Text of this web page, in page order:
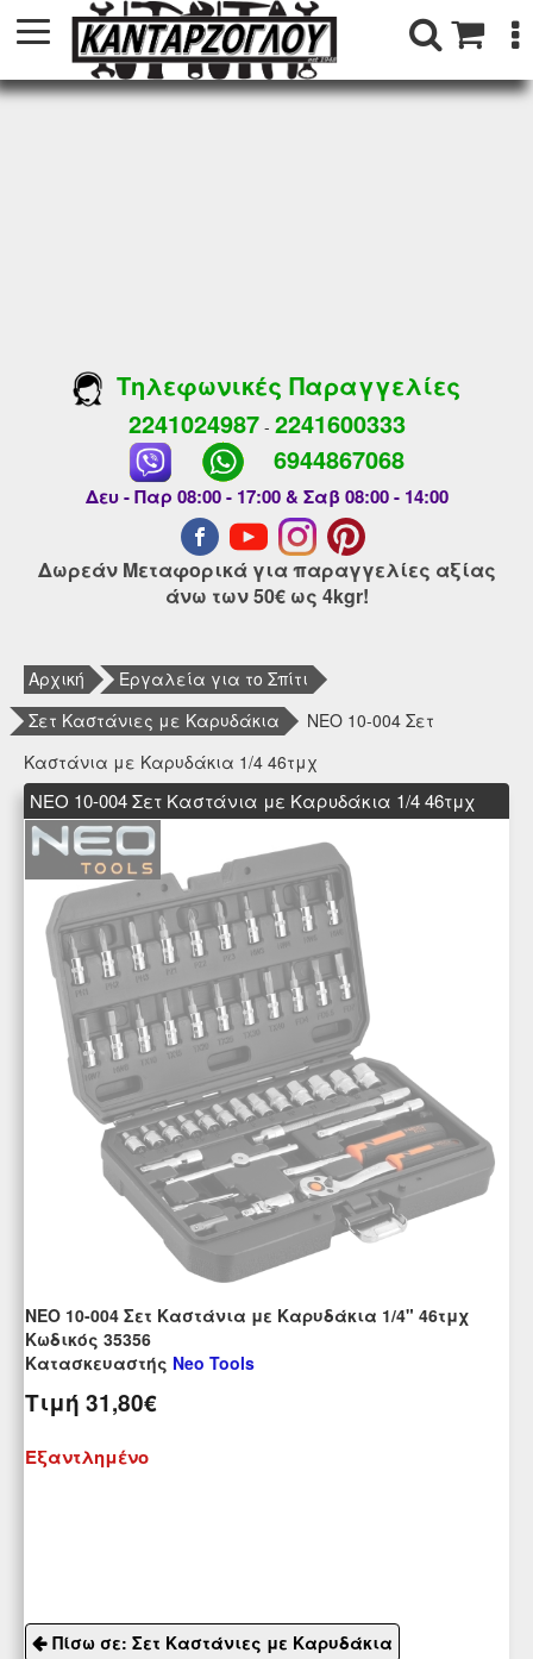
Τηλεφωνικές Παραγγελίες
2241024987- 2241600333
6944867068
Δευ - Παρ 08:00 - 17:00 & Σαβ 08:00 - 14:00
Δωρεάν Μεταφορικά για παραγγελίες αξίας
άνω των 50€ ως 4kgr!
Αρχική
Εργαλεία για το Σπίτι
Σετ Καστάνιες με Καρυδάκια
NEO 10-004 Σετ
Καστάνια με Καρυδάκια 1/4 46τμχ
NEO 10-004 Σετ Καστάνια με Καρυδάκια 1/4 46τμχ
NEO 10-004 Σετ Καστάνια με Καρυδάκια 1/4" 46τμχ
Kωδικός 35356
Κατασκευαστής Neo Tools
Τιμή 31,80€
Εξαντλημένο
Πίσω σε: Σετ Καστάνιες με Καρυδάκια